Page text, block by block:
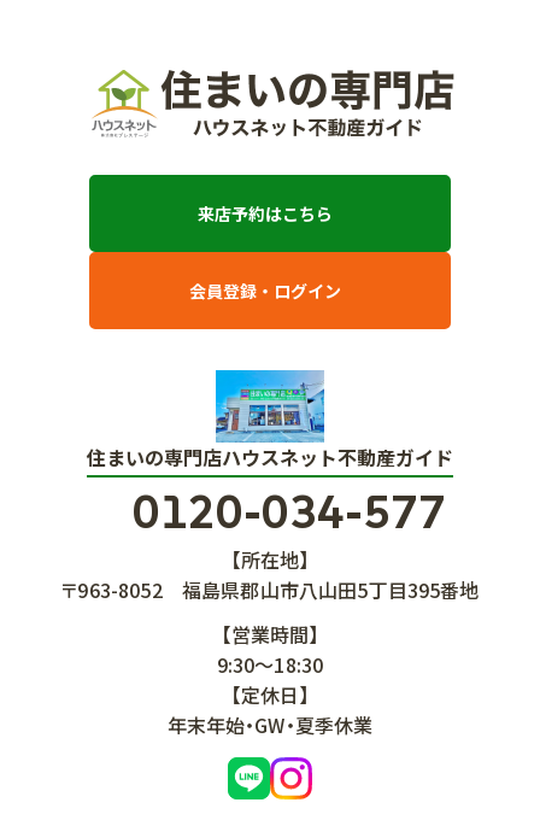
来店予約はこちら
会員登録・ログイン
住まいの専門店ハウスネット不動産ガイド
0120-034-577
【所在地】
〒963-8052
福島県郡山市八山田5丁目395番地
【営業時間】
9:30～18:30
【定休日】
年末年始・GW・夏季休業